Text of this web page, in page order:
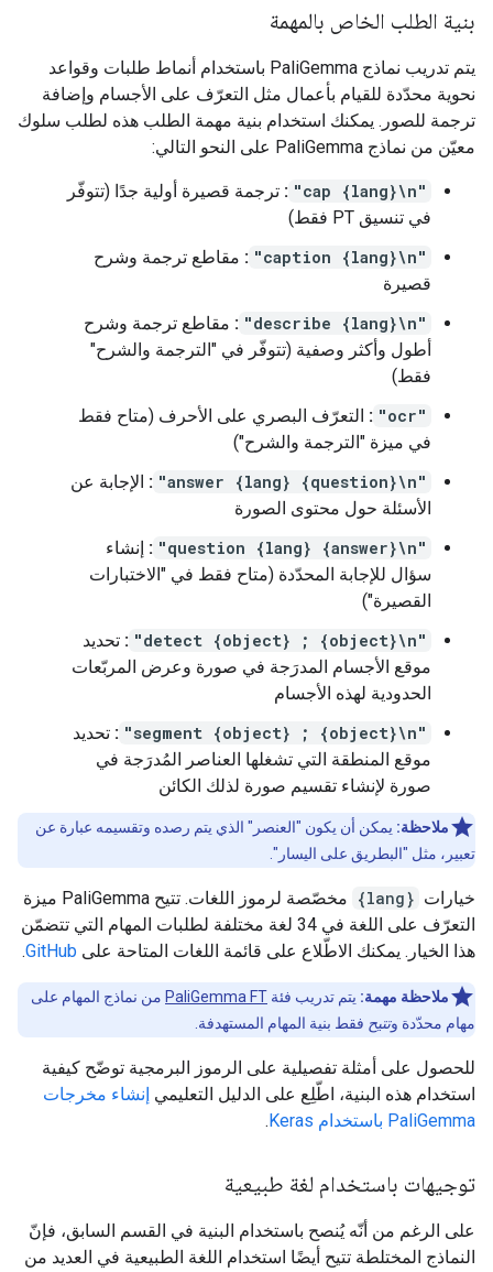
بنية الطلب الخاص بالمهمة
يتم تدريب نماذج PaliGemma باستخدام أنماط طلبات وقواعد
نحوية محدّدة للقيام بأعمال مثل التعرّف على الأجسام وإضافة
ترجمة للصور. يمكنك استخدام بنية مهمة الطلب هذه لطلب سلوك
معيّن من نماذج PaliGemma على النحو التالي:
"cap {lang}\n"
: ترجمة قصيرة أولية جدًا (تتوفّر
في تنسيق PT فقط)
"caption {lang}\n"
: مقاطع ترجمة وشرح
قصيرة
"describe {lang}\n"
: مقاطع ترجمة وشرح
أطول وأكثر وصفية (تتوفّر في "الترجمة والشرح"
فقط)
"ocr"
: التعرّف البصري على الأحرف (متاح فقط
في ميزة "الترجمة والشرح")
"answer {lang} {question}\n"
: الإجابة عن
الأسئلة حول محتوى الصورة
"question {lang} {answer}\n"
: إنشاء
سؤال للإجابة المحدّدة (متاح فقط في "الاختبارات
القصيرة")
"detect {object} ; {object}\n"
: تحديد
موقع الأجسام المدرَجة في صورة وعرض المربّعات
الحدودية لهذه الأجسام
"segment {object} ; {object}\n"
: تحديد
موقع المنطقة التي تشغلها العناصر المُدرَجة في
صورة لإنشاء تقسيم صورة لذلك الكائن
ملاحظة: يمكن أن يكون "العنصر" الذي يتم رصده وتقسيمه عبارة عن
تعبير، مثل "البطريق على اليسار".
خيارات {lang}
مخصّصة لرموز اللغات. تتيح PaliGemma ميزة
التعرّف على اللغة في 34 لغة مختلفة لطلبات المهام التي تتضمّن
هذا الخيار. يمكنك الاطّلاع على قائمة اللغات المتاحة على GitHub
.
ملاحظة مهمة: يتم تدريب فئة PaliGemma FT من نماذج المهام على
مهام محدّدة وتتيح فقط بنية المهام المستهدفة.
للحصول على أمثلة تفصيلية على الرموز البرمجية توضّح كيفية
استخدام هذه البنية، اطّلِع على الدليل التعليمي إنشاء مخرجات
PaliGemma باستخدام Keras
.
توجيهات باستخدام لغة طبيعية
على الرغم من أنّه يُنصح باستخدام البنية في القسم السابق، فإنّ
النماذج المختلطة تتيح أيضًا استخدام اللغة الطبيعية في العديد من